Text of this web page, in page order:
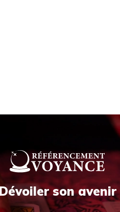
Dévoiler son avenir